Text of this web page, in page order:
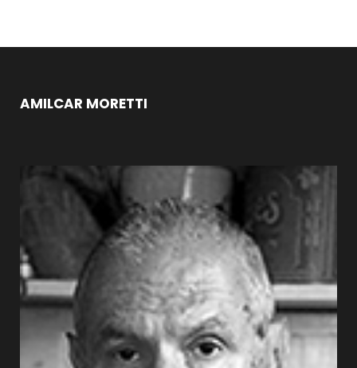
AMILCAR MORETTI